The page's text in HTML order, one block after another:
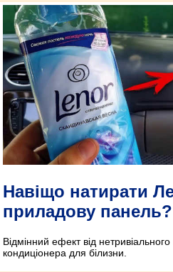
Навіщо натирати
приладову панель?
Відмінний ефект від
кондиціонера для білизни.